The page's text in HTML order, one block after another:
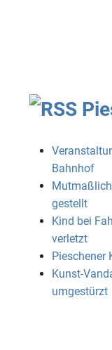
Bahnhof
gestellt
Kind bei
verletzt
Pieschener
Kunst-
umgestürzt